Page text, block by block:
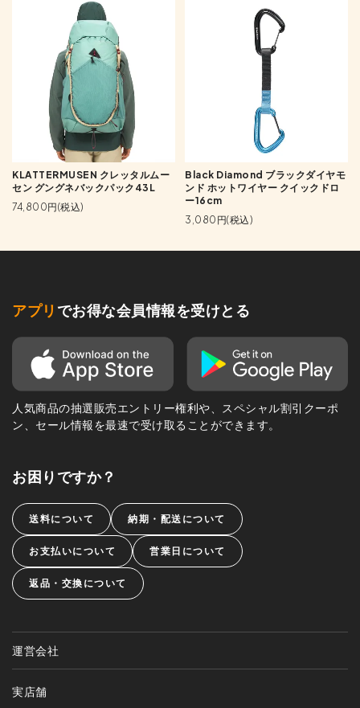
KLATTERMUSEN クレッタルムー
セン グングネバックパック43L
74,800円(税込)
Black Diamond ブラックダイヤモ
ンド ホットワイヤー クイックドロ
ー16cm
3,080円(税込)
アプリ でお得な会員情報を受けとる
人気商品の抽選販売エントリー権利や、スペシャル割引クーポ
ン、セール情報を最速で受け取ることができます。
お困りですか？
送料について 納期・配送について
お支払いについて 営業日について
返品・交換について
運営会社
実店舗